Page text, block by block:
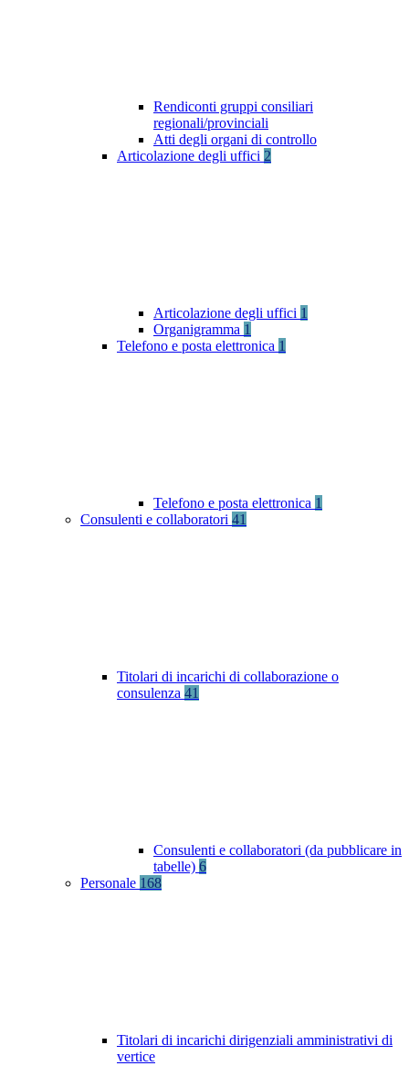
Rendiconti gruppi consiliari
regionali/provinciali
Atti degli organi di controllo
Articolazione degli uffici 2
Articolazione degli uffici 1
Organigramma 1
Telefono e posta elettronica 1
Telefono e posta elettronica 1
Consulenti e collaboratori 41
Titolari di incarichi di collaborazione o
consulenza 41
Consulenti e collaboratori (da pubblicare in
tabelle) 6
Personale 168
Titolari di incarichi dirigenziali amministrativi di
vertice